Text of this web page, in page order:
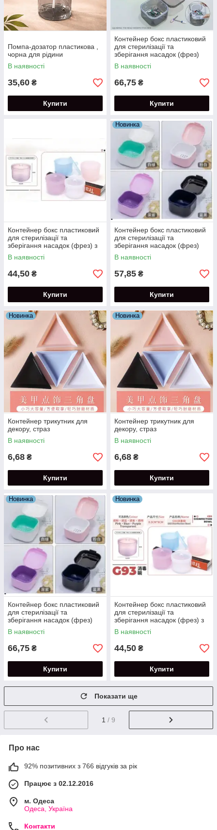
Помпа-дозатор пластикова ,
чорна для рідини
В наявності
35,60 ₴
Купити
Контейнер бокс пластиковий
для стерилізації та
зберігання насадок (фрез)
В наявності
66,75 ₴
Купити
Контейнер бокс пластиковий
для стерилізації та
зберігання насадок (фрез) з
кришкою
В наявності
44,50 ₴
Купити
Новинка
Контейнер бокс пластиковий
для стерилізації та
зберігання насадок (фрез)
В наявності
57,85 ₴
Купити
Новинка
Контейнер трикутник для
декору, страз
В наявності
6,68 ₴
Купити
Новинка
Контейнер трикутник для
декору, страз
В наявності
6,68 ₴
Купити
Новинка
Контейнер бокс пластиковий
для стерилізації та
зберігання насадок (фрез)
В наявності
66,75 ₴
Купити
Новинка
Контейнер бокс пластиковий
для стерилізації та
зберігання насадок (фрез) з
кришкою
В наявності
44,50 ₴
Купити
Показати ще
1 / 9
Про нас
92% позитивних з 766 відгуків за рік
Працює з 02.12.2016
м. Одеса
Одеса, Україна
Контакти